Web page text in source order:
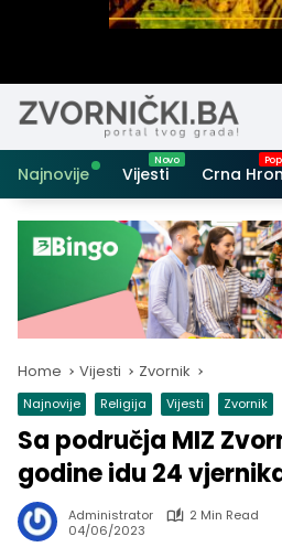
Najnovije Vijesti Crna
Home Vijesti Zvornik
Najnovije Religija Vijesti Zvornik
Sa područja MIZ
godine idu 24
Administrator
2 Min Read
04/06/2023